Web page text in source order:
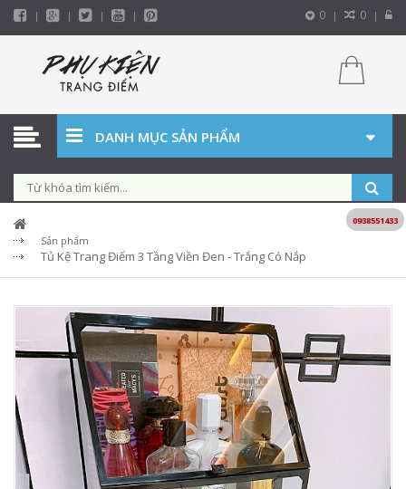
0 0
DANH MỤC SẢN PHẨM
Sản phẩm
Tủ Kệ Trang Điểm 3 Tầng Viền Đen - Trắng Có Nắp
0938551433